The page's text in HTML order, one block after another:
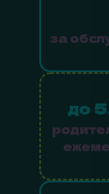
за
до